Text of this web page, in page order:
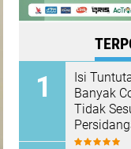
Isi
Banyak
Tidak